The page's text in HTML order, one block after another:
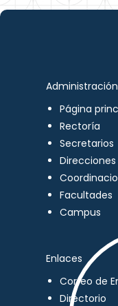
Página
Rectoría
Secretarios
Direcciones
Facultades
Campus
Enlaces
Correo de
Directorio